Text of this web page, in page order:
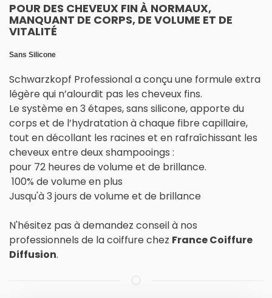
POUR DES CHEVEUX FIN À NORMAUX,
MANQUANT DE CORPS, DE VOLUME ET DE
VITALITÉ
Sans Silicone
Schwarzkopf Professional a conçu une formule extra
légère qui n’alourdit pas les cheveux fins.
Le système en 3 étapes, sans silicone, apporte du
corps et de l’hydratation à chaque fibre capillaire,
tout en décollant les racines et en rafraîchissant les
cheveux entre deux shampooings :
pour 72 heures de volume et de brillance.
100% de volume en plus
Jusqu'à 3 jours de volume et de brillance
N'hésitez pas à demandez conseil à nos
professionnels de la coiffure chez France Coiffure
Diffusion.